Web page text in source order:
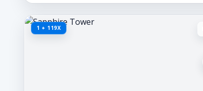
1 + 119X